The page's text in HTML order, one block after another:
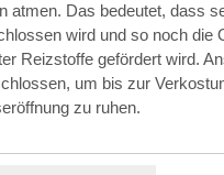
atmen. Das bedeutet, dass
wird und so noch die
Reizstoffe gefördert wird.
um bis zur
zu ruhen.